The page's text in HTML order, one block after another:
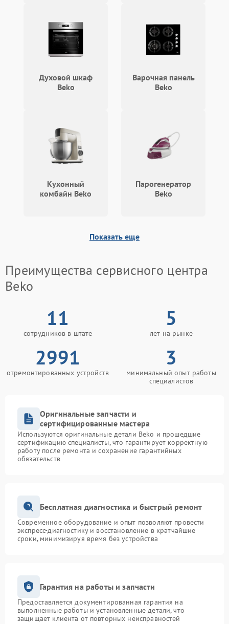
Духовой шкаф
Beko
Варочная панель
Beko
Кухонный
комбайн Beko
Парогенератор
Beko
Показать еще
Преимущества сервисного центра
Beko
11
сотрудников в штате
5
лет на рынке
2991
отремонтированных устройств
3
минимальный опыт работы
специалистов
Оригинальные запчасти и
сертифицированные мастера
Используются оригинальные детали Beko и прошедшие
сертификацию специалисты, что гарантирует корректную
работу после ремонта и сохранение гарантийных
обязательств
Бесплатная диагностика и быстрый ремонт
Современное оборудование и опыт позволяют провести
экспресс-диагностику и восстановление в кратчайшие
сроки, минимизируя время без устройства
Гарантия на работы и запчасти
Предоставляется документированная гарантия на
выполненные работы и установленные детали, что
защищает клиента от повторных неисправностей